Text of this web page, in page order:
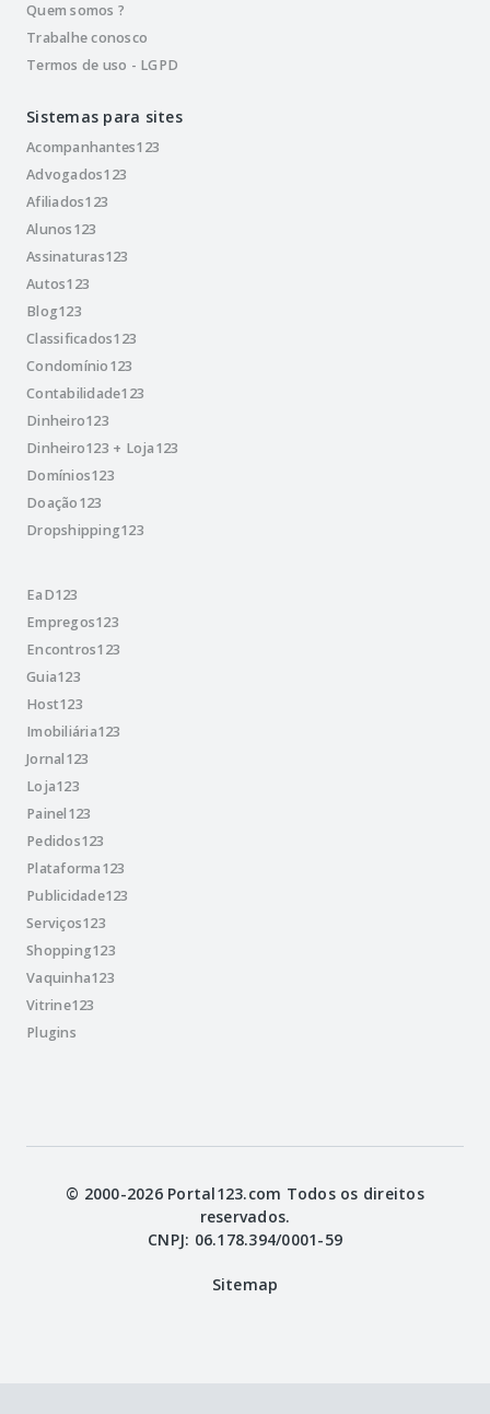
Quem somos ?
Trabalhe conosco
Termos de uso - LGPD
Sistemas para sites
Acompanhantes123
Advogados123
Afiliados123
Alunos123
Assinaturas123
Autos123
Blog123
Classificados123
Condomínio123
Contabilidade123
Dinheiro123
Dinheiro123 + Loja123
Domínios123
Doação123
Dropshipping123
EaD123
Empregos123
Encontros123
Guia123
Host123
Imobiliária123
Jornal123
Loja123
Painel123
Pedidos123
Plataforma123
Publicidade123
Serviços123
Shopping123
Vaquinha123
Vitrine123
Plugins
© 2000-2026 Portal123.com Todos os direitos
reservados.
CNPJ: 06.178.394/0001-59
Sitemap